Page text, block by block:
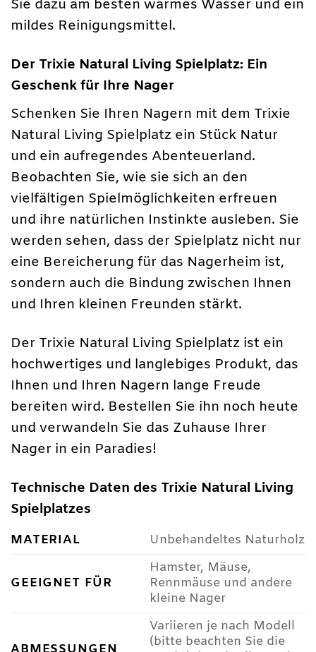
Sie dazu am besten warmes Wasser und ein
mildes Reinigungsmittel.
Der Trixie Natural Living Spielplatz: Ein
Geschenk für Ihre Nager
Schenken Sie Ihren Nagern mit dem Trixie
Natural Living Spielplatz ein Stück Natur
und ein aufregendes Abenteuerland.
Beobachten Sie, wie sie sich an den
vielfältigen Spielmöglichkeiten erfreuen
und ihre natürlichen Instinkte ausleben. Sie
werden sehen, dass der Spielplatz nicht nur
eine Bereicherung für das Nagerheim ist,
sondern auch die Bindung zwischen Ihnen
und Ihren kleinen Freunden stärkt.
Der Trixie Natural Living Spielplatz ist ein
hochwertiges und langlebiges Produkt, das
Ihnen und Ihren Nagern lange Freude
bereiten wird. Bestellen Sie ihn noch heute
und verwandeln Sie das Zuhause Ihrer
Nager in ein Paradies!
Technische Daten des Trixie Natural Living
Spielplatzes
MATERIAL Unbehandeltes Naturholz
GEEIGNET FÜR
Hamster, Mäuse,
Rennmäuse und andere
kleine Nager
Variieren je nach Modell
(bitte beachten Sie die